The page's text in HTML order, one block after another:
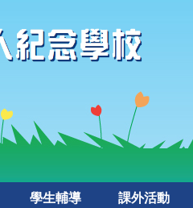
學生輔導 課外活動